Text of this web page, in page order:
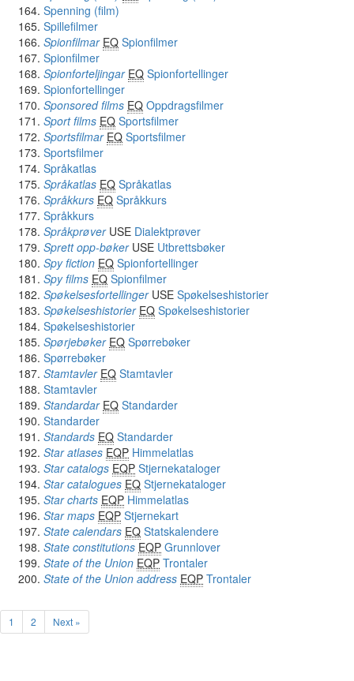
Spenning (film)
Spillefilmer
Spionfilmar EQ Spionfilmer
Spionfilmer
Spionforteljingar EQ Spionfortellinger
Spionfortellinger
Sponsored films EQ Oppdragsfilmer
Sport films EQ Sportsfilmer
Sportsfilmar EQ Sportsfilmer
Sportsfilmer
Språkatlas
Språkatlas EQ Språkatlas
Språkkurs EQ Språkkurs
Språkkurs
SpråkprøverUSE Dialektprøver
Sprett opp-bøkerUSE Utbrettsbøker
Spy fiction EQ Spionfortellinger
Spy films EQ Spionfilmer
SpøkelsesfortellingerUSE Spøkelseshistorier
Spøkelseshistorier EQ Spøkelseshistorier
Spøkelseshistorier
Spørjebøker EQ Spørrebøker
Spørrebøker
Stamtavler EQ Stamtavler
Stamtavler
Standardar EQ Standarder
Standarder
Standards EQ Standarder
Star atlases EQP Himmelatlas
Star catalogs EQP Stjernekataloger
Star catalogues EQ Stjernekataloger
Star charts EQP Himmelatlas
Star maps EQP Stjernekart
State calendars EQ Statskalendere
State constitutions EQP Grunnlover
State of the Union EQP Trontaler
State of the Union address EQP Trontaler
1 2 Next »